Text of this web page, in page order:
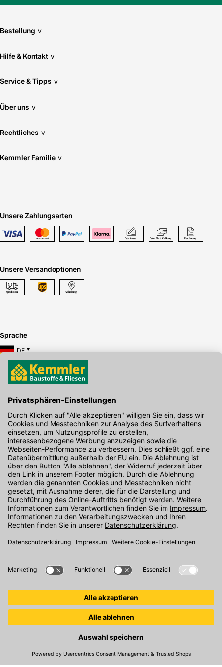
Bestellung v
Hilfe & Kontakt v
Service & Tipps v
Über uns v
Rechtliches v
Kemmler Familie v
Unsere Zahlungsarten
Unsere Versandoptionen
Sprache
DE
Hier gibt's die kostenlose App
Kontakt
Unser Onlineshop Team ist montags bis freitags von 08:00 - 17:00
Uhr unter der Telefonnummer07071 / 151-151für Sie erreichbar.
Alternativ können Sie unser Kontaktformular nutzen.
Den Kontakt direkt in unsere Niederlassungen finden Sie